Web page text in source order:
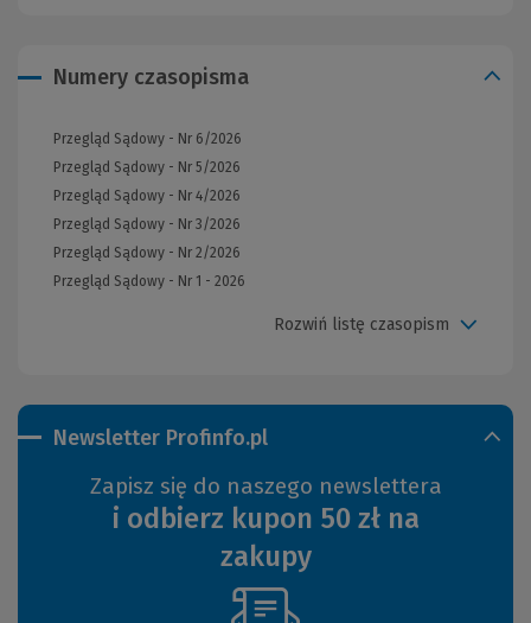
Newsletter Profinfo.pl
Zapisz się do naszego newslettera
i odbierz kupon 50 zł na
zakupy
Numery czasopisma
Przegląd Sądowy - Nr 6/2026
Przegląd Sądowy - Nr 5/2026
Przegląd Sądowy - Nr 4/2026
Przegląd Sądowy - Nr 3/2026
Przegląd Sądowy - Nr 2/2026
Przegląd Sądowy - Nr 1 - 2026
Rozwiń listę czasopism